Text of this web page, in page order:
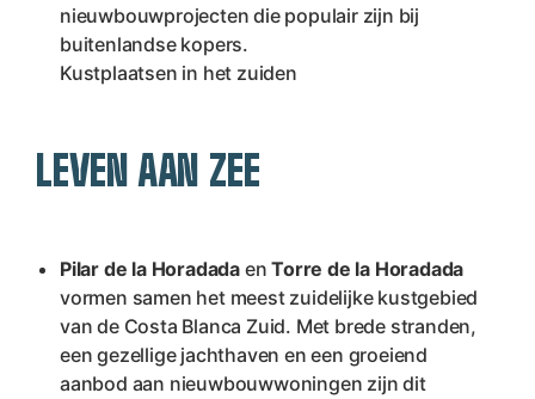
nieuwbouwprojecten die populair zijn bij
buitenlandse kopers.
Kustplaatsen in het zuiden
LEVEN AAN ZEE
Pilar de la Horadada en Torre de la Horadada
vormen samen het meest zuidelijke kustgebied
van de Costa Blanca Zuid. Met brede stranden,
een gezellige jachthaven en een groeiend
aanbod aan nieuwbouwwoningen zijn dit